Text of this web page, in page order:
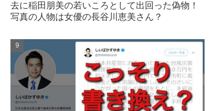
去に稲田朋美の若いころとして出回った偽物！
写真の人物は女優の長谷川恵美さん？